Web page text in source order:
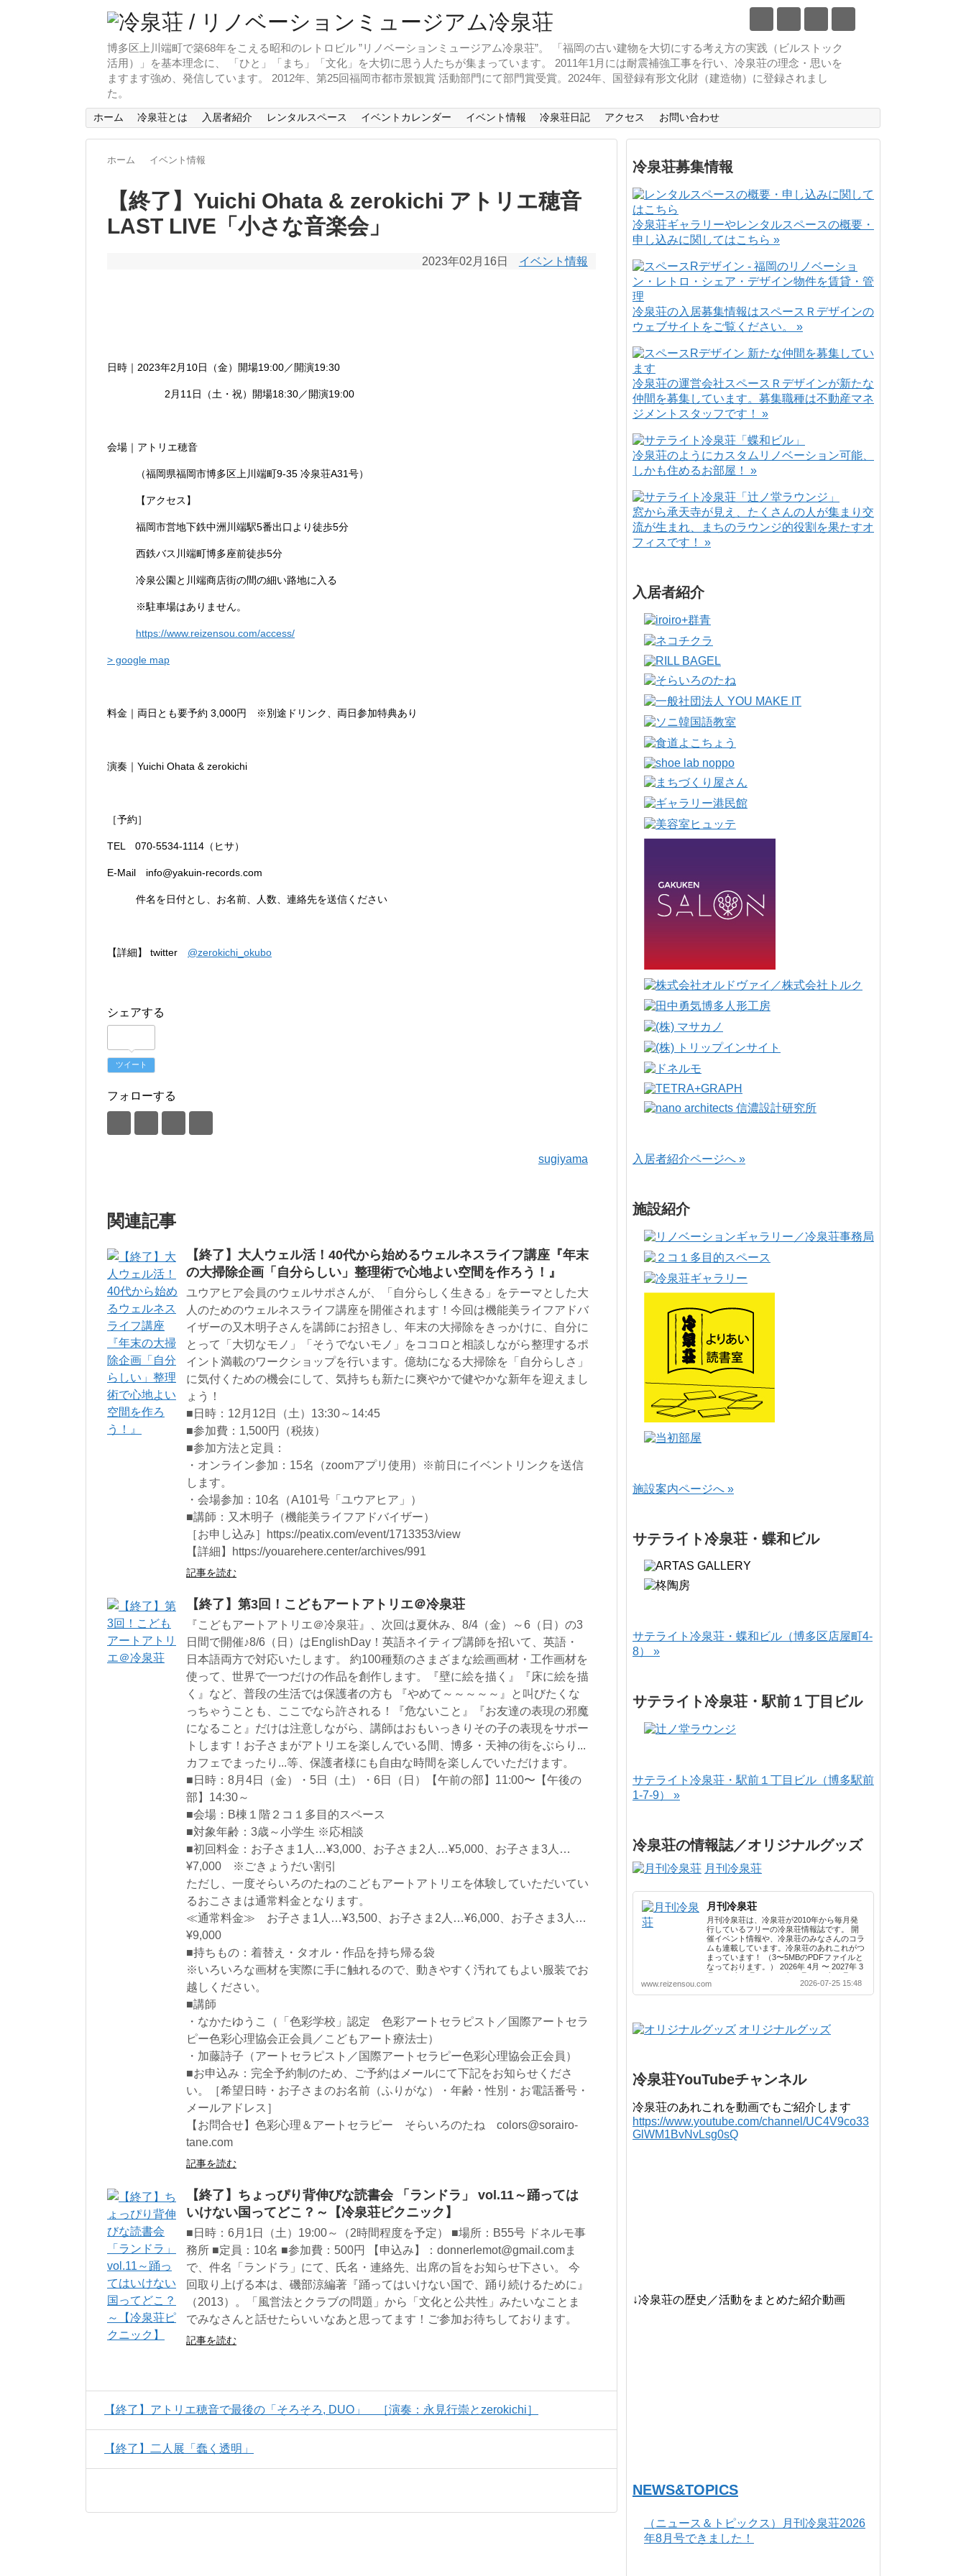
博多区上川端町で築68年をこえる昭和のレトロビル ”リノベーションミュージアム冷泉荘”。 「福岡の古い建物を大切にする考え方の実践（ビルストック
活用）」を基本理念に、 「ひと」「まち」「文化」を大切に思う人たちが集まっています。 2011年1月には耐震補強工事を行い、冷泉荘の理念・思いを
ますます強め、発信しています。 2012年、第25回福岡市都市景観賞 活動部門にて部門賞受賞。2024年、国登録有形文化財（建造物）に登録されまし
た。
ホーム 冷泉荘とは 入居者紹介 レンタルスペース イベントカレンダー イベント情報 冷泉荘日記 アクセス お問い合わせ
ホーム イベント情報
【終了】Yuichi Ohata & zerokichi アトリエ穂音
LAST LIVE「小さな音楽会」
2023年02月16日 イベント情報
日時｜2023年2月10日（金）開場19:00／開演19:30
2月11日（土・祝）開場18:30／開演19:00
会場｜アトリエ穂音
（福岡県福岡市博多区上川端町9-35 冷泉荘A31号）
【アクセス】
福岡市営地下鉄中洲川端駅5番出口より徒歩5分
西鉄バス川端町博多座前徒歩5分
冷泉公園と川端商店街の間の細い路地に入る
※駐車場はありません。
https://www.reizensou.com/access/
> google map
料金｜両日とも要予約 3,000円 ※別途ドリンク、両日参加特典あり
演奏｜Yuichi Ohata & zerokichi
［予約］
TEL 070-5534-1114（ヒサ）
E-Mail info@yakuin-records.com
件名を日付とし、お名前、人数、連絡先を送信ください
【詳細】 twitter @zerokichi_okubo
シェアする
ツイート
フォローする
sugiyama
関連記事
【終了】大人ウェル活！40代から始めるウェルネスライフ講座『年末
の大掃除企画「自分らしい」整理術で心地よい空間を作ろう！』
ユウアヒア会員のウェルサポさんが、「自分らしく生きる」をテーマとした大
人のためのウェルネスライフ講座を開催されます！今回は機能美ライフアドバ
イザーの又木明子さんを講師にお招きし、年末の大掃除をきっかけに、自分に
とって「大切なモノ」「そうでないモノ」をココロと相談しながら整理するポ
イント満載のワークショップを行います。億劫になる大掃除を「自分らしさ」
に気付くための機会にして、気持ちも新たに爽やかで健やかな新年を迎えまし
ょう！
■日時：12月12日（土）13:30～14:45
■参加費：1,500円（税抜）
■参加方法と定員：
・オンライン参加：15名（zoomアプリ使用）※前日にイベントリンクを送信
します。
・会場参加：10名（A101号「ユウアヒア」）
■講師：又木明子（機能美ライフアドバイザー）
［お申し込み］https://peatix.com/event/1713353/view
【詳細】https://youarehere.center/archives/991
記事を読む
【終了】第3回！こどもアートアトリエ＠冷泉荘
『こどもアートアトリエ＠冷泉荘』、次回は夏休み、8/4（金）～6（日）の3
日間で開催♪8/6（日）はEnglishDay！英語ネイティブ講師を招いて、英語・
日本語両方で対応いたします。 約100種類のさまざまな絵画画材・工作画材を
使って、世界で一つだけの作品を創作します。『壁に絵を描く』『床に絵を描
く』など、普段の生活では保護者の方も 『やめて～～～～～』と叫びたくな
っちゃうことも、ここでなら許される！『危ないこと』『お友達の表現の邪魔
になること』だけは注意しながら、講師はおもいっきりその子の表現をサポー
トします！お子さまがアトリエを楽しんでいる間、博多・天神の街をぶらり...
カフェでまったり...等、保護者様にも自由な時間を楽しんでいただけます。
■日時：8月4日（金）・5日（土）・6日（日）【午前の部】11:00〜【午後の
部】14:30～
■会場：B棟１階２コ１多目的スペース
■対象年齢：3歳～小学生 ※応相談
■初回料金：お子さま1人…¥3,000、お子さま2人…¥5,000、お子さま3人…
¥7,000 ※ごきょうだい割引
ただし、一度そらいろのたねのこどもアートアトリエを体験していただいてい
るおこさまは通常料金となります。
≪通常料金≫ お子さま1人…¥3,500、お子さま2人…¥6,000、お子さま3人…
¥9,000
■持ちもの：着替え・タオル・作品を持ち帰る袋
※いろいろな画材を実際に手に触れるので、動きやすく汚れてもよい服装でお
越しください。
■講師
・なかたゆうこ（「色彩学校」認定 色彩アートセラピスト／国際アートセラ
ピー色彩心理協会正会員／こどもアート療法士）
・加藤詩子（アートセラピスト／国際アートセラピー色彩心理協会正会員）
■お申込み：完全予約制のため、ご予約はメールにて下記をお知らせくださ
い。［希望日時・お子さまのお名前（ふりがな）・年齢・性別・お電話番号・
メールアドレス］
【お問合せ】色彩心理＆アートセラピー そらいろのたね colors@sorairo-
tane.com
記事を読む
【終了】ちょっぴり背伸びな読書会 「ランドラ」 vol.11～踊っては
いけない国ってどこ？～【冷泉荘ピクニック】
■日時：6月1日（土）19:00～（2時間程度を予定） ■場所：B55号 ドネルモ事
務所 ■定員：10名 ■参加費：500円 【申込み】：donnerlemot@gmail.comま
で、件名「ランドラ」にて、氏名・連絡先、出席の旨をお知らせ下さい。 今
回取り上げる本は、磯部涼編著『踊ってはいけない国で、踊り続けるために』
（2013）。「風営法とクラブの問題」から「文化と公共性」みたいなことま
でみなさんと話せたらいいなあと思ってます！ご参加お待ちしております。
記事を読む
【終了】アトリエ穂音で最後の「そろそろ, DUO」 ［演奏：永見行崇とzerokichi］
【終了】二人展「蠢く透明」
冷泉荘募集情報
冷泉荘ギャラリーやレンタルスペースの概要・
申し込みに関してはこちら »
冷泉荘の入居募集情報はスペースＲデザインの
ウェブサイトをご覧ください。 »
冷泉荘の運営会社スペースＲデザインが新たな
仲間を募集しています。募集職種は不動産マネ
ジメントスタッフです！ »
冷泉荘のようにカスタムリノベーション可能、
しかも住めるお部屋！ »
窓から承天寺が見え、たくさんの人が集まり交
流が生まれ、まちのラウンジ的役割を果たすオ
フィスです！ »
入居者紹介
入居者紹介ページへ »
施設紹介
施設案内ページへ »
サテライト冷泉荘・蝶和ビル
サテライト冷泉荘・蝶和ビル（博多区店屋町4-
8） »
サテライト冷泉荘・駅前１丁目ビル
サテライト冷泉荘・駅前１丁目ビル（博多駅前
1-7-9） »
冷泉荘の情報誌／オリジナルグッズ
月刊冷泉荘
月刊冷泉荘
月刊冷泉荘は、冷泉荘が2010年から毎月発
行しているフリーの冷泉荘情報誌です。 開
催イベント情報や、冷泉荘のみなさんのコラ
ムも連載しています。冷泉荘のあれこれがつ
まっています！ （3〜5MBのPDFファイルと
なっております。） 2026年 4月 〜 2027年 3
2025年 3月 2023年 4月 〜 2024年 3月 2022
年 4月 〜 2023年 3月 2021年 4月 〜 2022年
年 4月 〜 2018年 3月 2016年 4月 〜 2017年
3月 2015年 4月 〜 2016年 3月 2014年 4月 〜
www.reizensou.com 2026-07-25 15:48
オリジナルグッズ
冷泉荘YouTubeチャンネル
冷泉荘のあれこれを動画でもご紹介します
https://www.youtube.com/channel/UC4V9co33
GlWM1BvNvLsg0sQ
↓冷泉荘の歴史／活動をまとめた紹介動画
NEWS&TOPICS
（ニュース＆トピックス）月刊冷泉荘2026
年8月号できました！